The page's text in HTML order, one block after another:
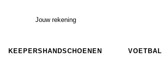
Jouw rekening
KEEPERSHANDSCHOENEN